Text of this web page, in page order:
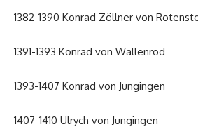
1382-1390 Konrad Zöllner von
1391-1393 Konrad von Wallenrod
1393-1407 Konrad von Jungingen
1407-1410 Ulrych von Jungingen